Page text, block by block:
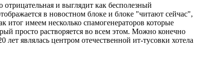
и выглядит как бесполезный
в новостном блоке и блоке "читают сейчас",
имеем несколько спамогенераторов которые
просто растворяется во всем этом. Можно конечно
лет являлась центром отечественной ит-тусовки хотела